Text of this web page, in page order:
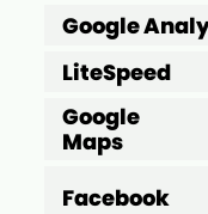
Google
LiteSpeed
Google
Maps
Facebook